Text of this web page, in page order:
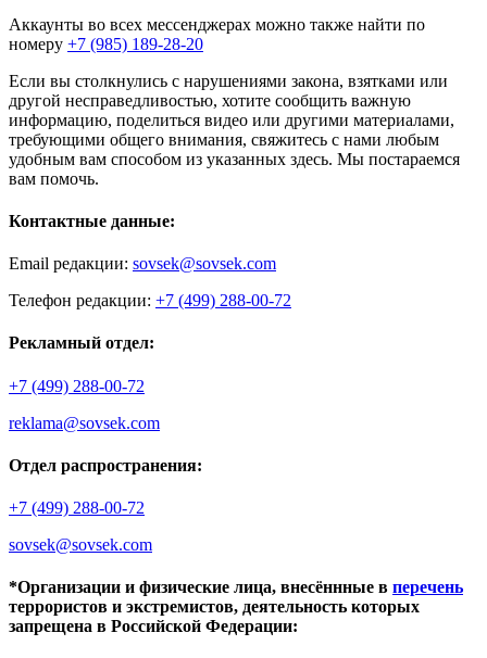
Аккаунты во всех мессенджерах можно также найти по
номеру +7 (985) 189-28-20
Если вы столкнулись с нарушениями закона, взятками или
другой несправедливостью, хотите сообщить важную
информацию, поделиться видео или другими материалами,
требующими общего внимания, свяжитесь с нами любым
удобным вам способом из указанных здесь. Мы постараемся
вам помочь.
Контактные данные:
Email редакции: sovsek@sovsek.com
Телефон редакции: +7 (499) 288-00-72
Рекламный отдел:
+7 (499) 288-00-72
reklama@sovsek.com
Отдел распространения:
+7 (499) 288-00-72
sovsek@sovsek.com
*Организации и физические лица, внесённные в перечень
террористов и экстремистов, деятельность которых
запрещена в Российской Федерации: